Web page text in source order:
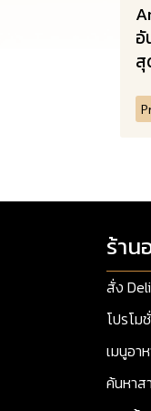
อั
สุ
ร้าน
สั่ง
โปรโม
เมนูอา
ค้นหา